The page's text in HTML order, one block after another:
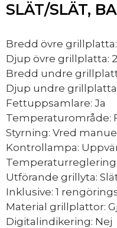
SLÄT/SLÄT,
Bredd övre
Djup övre grillplatta:
Bredd undre
Djup undre
Fettuppsamlare: Ja
Temperaturområde:
Styrning: Vred manuell
Kontrollampa:
Utförande grillyta:
Inklusive: 1
Material grillplattor:
Digitalindikering: Nej